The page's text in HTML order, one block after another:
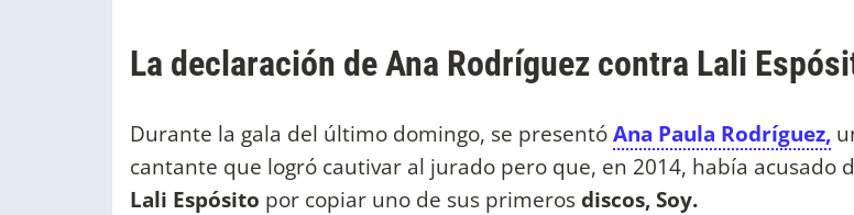
La declaración de Ana Rodríguez contra Lali
Durante la gala del último domingo, se presentóAna Paula Rodríguez,
cantante que logró cautivar al jurado pero que, en 2014, había acusado
Lali Espósito por copiar uno de sus primerosdiscos, Soy.